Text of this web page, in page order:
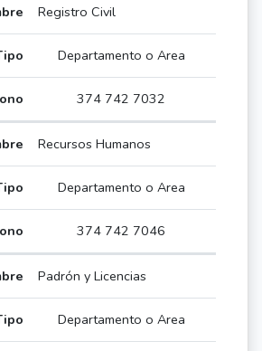
Registro Civil
Departamento o Area
374 742 7032
Recursos Humanos
Departamento o Area
374 742 7046
Padrón y Licencias
Departamento o Area